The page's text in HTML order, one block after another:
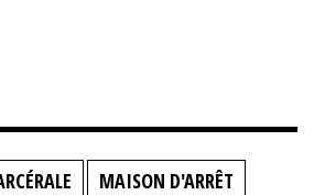
MAISON D'ARRÊT